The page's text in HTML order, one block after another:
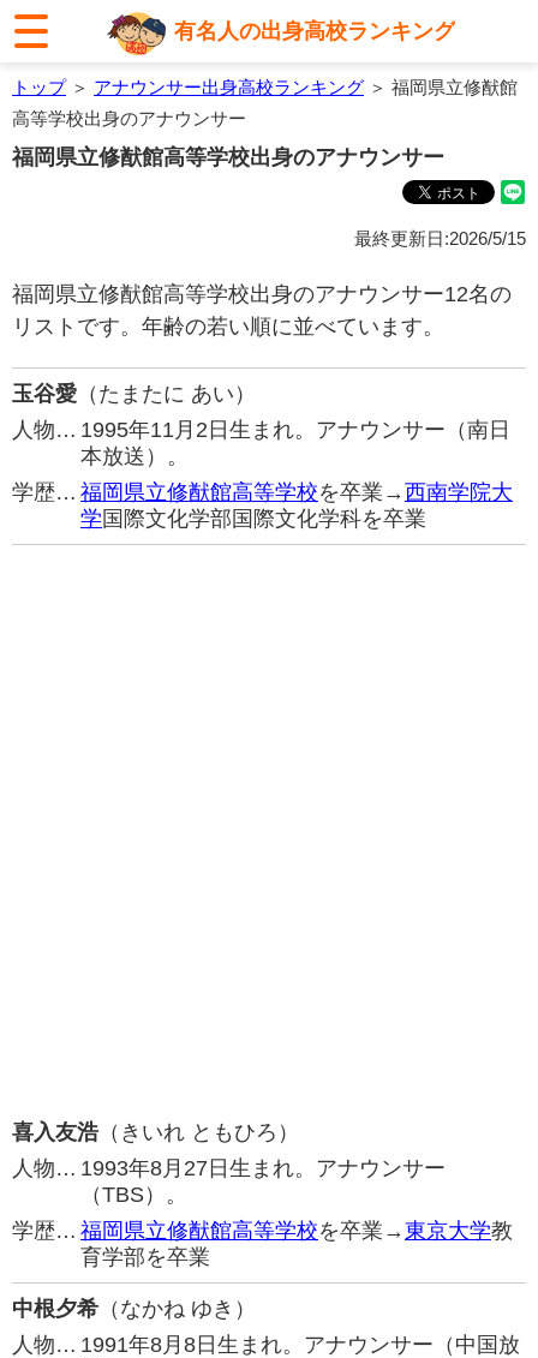
有名人の出身高校ランキング
トップ＞ アナウンサー出身高校ランキング ＞ 福岡県立修猷館
高等学校出身のアナウンサー
福岡県立修猷館高等学校出身のアナウンサー
最終更新日:2026/5/15
福岡県立修猷館高等学校出身のアナウンサー12名の
リストです。年齢の若い順に並べています。
玉谷愛 （たまたに あい）
人物… 1995年11月2日生まれ。アナウンサー（南日
本放送）。
学歴… 福岡県立修猷館高等学校を卒業→西南学院大
学 国際文化学部国際文化学科を卒業
喜入友浩（きいれ ともひろ）
人物… 1993年8月27日生まれ。アナウンサー
（TBS）。
学歴… 福岡県立修猷館高等学校を卒業→東京大学教
育学部を卒業
中根夕希 （なかね ゆき）
人物… 1991年8月8日生まれ。アナウンサー（中国放